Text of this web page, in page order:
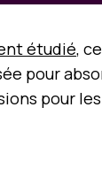
étudié,
pour
pour